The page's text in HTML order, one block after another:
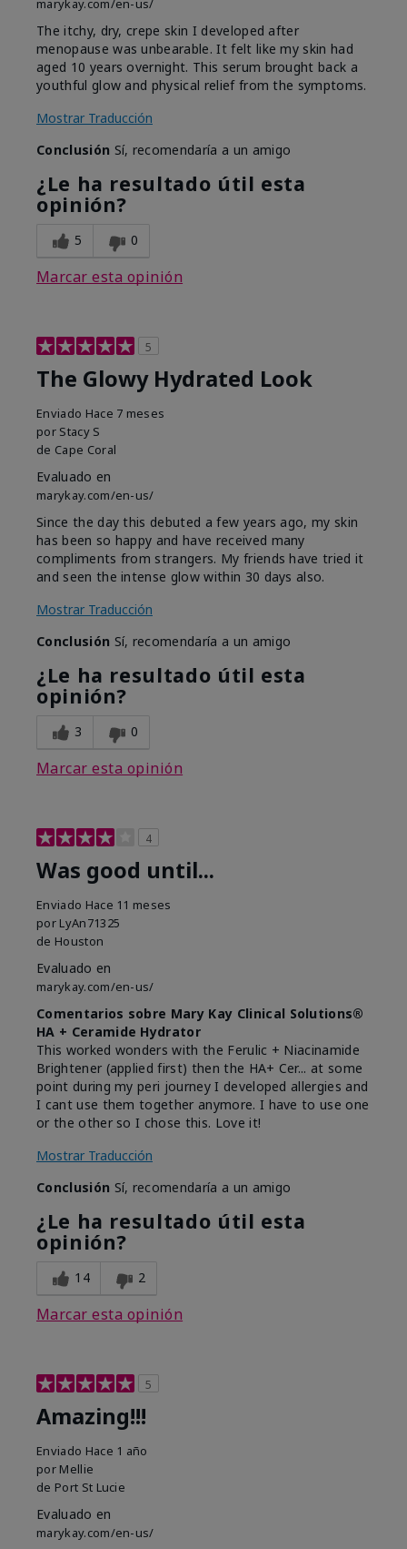
marykay.com/en-us/
The itchy, dry, crepe skin I developed after
menopause was unbearable. It felt like my skin had
aged 10 years overnight. This serum brought back a
youthful glow and physical relief from the symptoms.
Mostrar Traducción
Conclusión Sí, recomendaría a un amigo
¿Le ha resultado útil esta
opinión?
5 0
Marcar esta opinión
5
The Glowy Hydrated Look
Enviado Hace 7 meses
por Stacy S
de Cape Coral
Evaluado en
marykay.com/en-us/
Since the day this debuted a few years ago, my skin
has been so happy and have received many
compliments from strangers. My friends have tried it
and seen the intense glow within 30 days also.
Mostrar Traducción
Conclusión Sí, recomendaría a un amigo
¿Le ha resultado útil esta
opinión?
3 0
Marcar esta opinión
4
Was good until...
Enviado Hace 11 meses
por LyAn71325
de Houston
Evaluado en
marykay.com/en-us/
Comentarios sobre Mary Kay Clinical Solutions®
HA + Ceramide Hydrator
This worked wonders with the Ferulic + Niacinamide
Brightener (applied first) then the HA+ Cer... at some
point during my peri journey I developed allergies and
I cant use them together anymore. I have to use one
or the other so I chose this. Love it!
Mostrar Traducción
Conclusión Sí, recomendaría a un amigo
¿Le ha resultado útil esta
opinión?
14 2
Marcar esta opinión
5
Amazing!!!
Enviado Hace 1 año
por Mellie
de Port St Lucie
Evaluado en
marykay.com/en-us/